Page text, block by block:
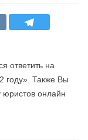
ответить на
году». Также Вы
юристов онлайн